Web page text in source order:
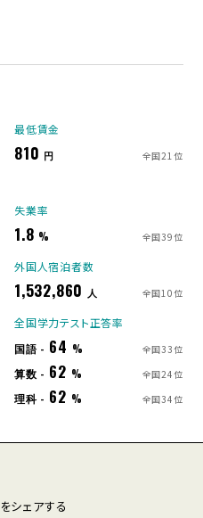
最低賃金
810 円 全国21位
失業率
1.8 % 全国39位
外国人宿泊者数
1,532,860 人 全国10位
全国学力テスト正答率
国語 - 64 % 全国33位
算数 - 62 % 全国24位
理科 - 62 % 全国34位
シェアする